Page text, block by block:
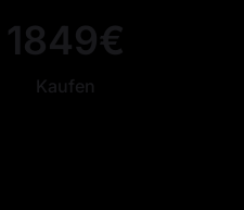
1849€
Kaufen